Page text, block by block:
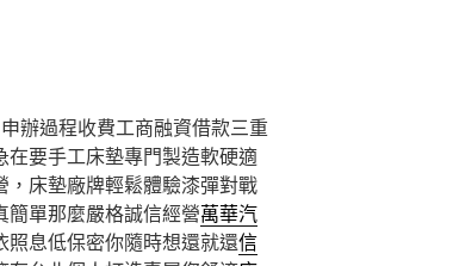
申辦過程收費工商融資借款三重
要手工床墊專門製造軟硬適
床墊廠牌輕鬆體驗漆彈對戰
簡單那麼嚴格誠信經營萬華汽
息低保密你隨時想還就還信